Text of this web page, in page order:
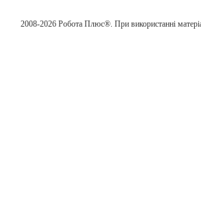
2008-2026 Робота Плюс®. При використанні